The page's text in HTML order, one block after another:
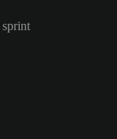
sprint